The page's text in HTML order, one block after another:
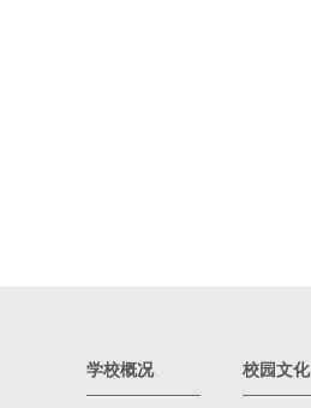
学校概况 校园文化